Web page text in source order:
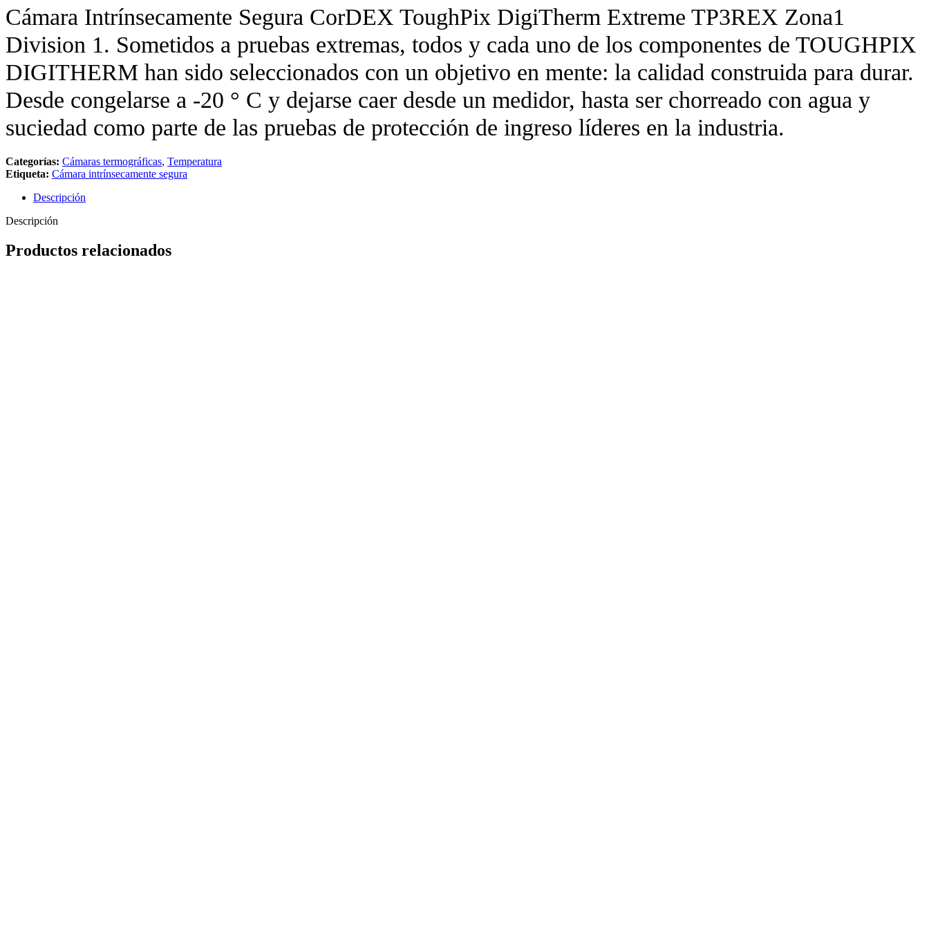
Cámara Intrínsecamente Segura CorDEX ToughPix DigiTherm Extreme TP3REX Zona1
Division 1. Sometidos a pruebas extremas, todos y cada uno de los componentes de TOUGHPIX
DIGITHERM han sido seleccionados con un objetivo en mente: la calidad construida para durar.
Desde congelarse a -20 ° C y dejarse caer desde un medidor, hasta ser chorreado con agua y
suciedad como parte de las pruebas de protección de ingreso líderes en la industria.
Categorías: Cámaras termográficas, Temperatura
Etiqueta: Cámara intrínsecamente segura
Descripción
Descripción
Productos relacionados